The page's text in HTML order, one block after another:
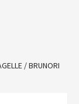
/ BRUNORI